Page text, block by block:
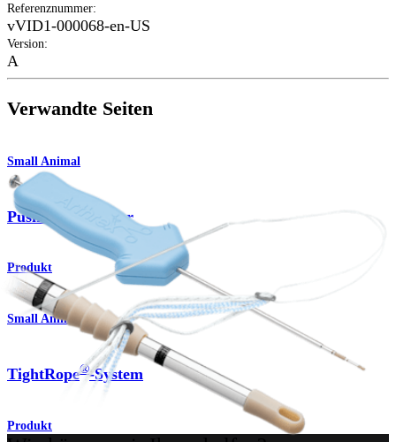
Referenznummer:
vVID1-000068-en-US
Version:
A
Verwandte Seiten
Small Animal
PushLock -Anker
Produkt
Small Animal
TightRope®-System
Produkt